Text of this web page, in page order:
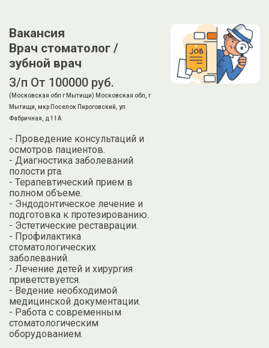
Вакансия
Врач стоматолог /
зубной врач
З/п От 100000 руб.
(Московская обл г Мытищи) Московская обл, г
Мытищи, мкр Поселок Пироговский, ул
Фабричная, д 11А
- Проведение консультаций и
осмотров пациентов.
- Диагностика заболеваний
полости рта.
- Терапевтический прием в
полном объеме.
- Эндодонтическое лечение и
подготовка к протезированию.
- Эстетические реставрации.
- Профилактика
стоматологических
заболеваний.
- Лечение детей и хирургия
приветствуется.
- Ведение необходимой
медицинской документации.
- Работа с современным
стоматологическим
оборудованием.